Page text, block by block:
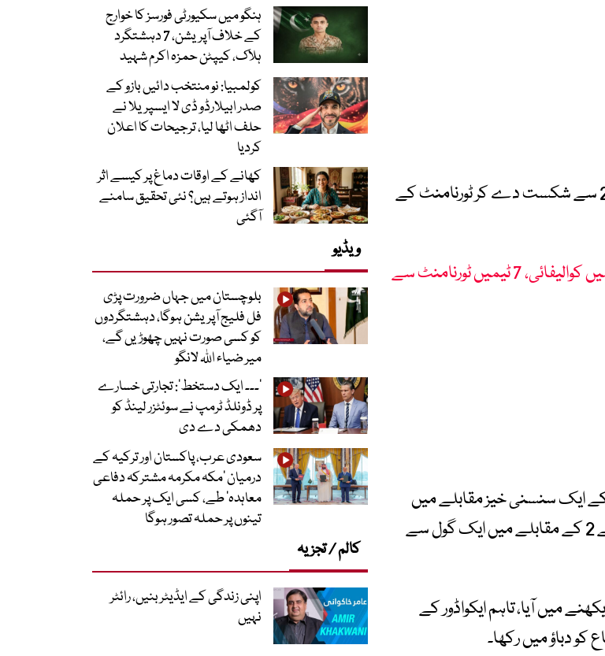
فیفا ورلڈ کپ 2026 کے اہم میچ میں ایکواڈور نے جرمنی کو 1-2 سے شکست دے کر ٹورنامنٹ کے
فیفا ورلڈ کپ 2026: راؤنڈ آف 32 کے لیے 13 ٹیمیں کوالیفائی، 7 ٹیمیں ٹورنامنٹ سے
کے ایک سنسنی خیز مقابلے میں
ایکواڈور نے جرمنی کے خلاف شاندار کھیل کا مظاہرہ کرتے ہوئے 2 کے مقابلے میں ایک گول سے
میں آیا، تاہم ایکواڈور کے
کو دباؤ میں رکھا۔
ہنگو میں سکیورٹی فورسز کا خوارج
کے خلاف آپریشن، 7 دہشتگرد
ہلاک، کیپٹن حمزہ اکرم شہید
کولمبیا: نو منتخب دائیں بازو کے
صدر ابیلارڈو ڈی لا ایسپریلا نے
حلف اٹھا لیا، ترجیحات کا اعلان
کردیا
کھانے کے اوقات دماغ پر کیسے اثر
انداز ہوتے ہیں؟ نئی تحقیق سامنے
آگئی
ویڈیو
بلوچستان میں جہاں ضرورت پڑی
فل فلیج آپریشن ہوگا، دہشتگردوں
کو کسی صورت نہیں چھوڑیں گے،
میر ضیاء اللہ لانگو
’۔۔۔ ایک دستخط‘: تجارتی خسارے
پر ڈونلڈ ٹرمپ نے سوئٹزر لینڈ کو
دھمکی دے دی
سعودی عرب، پاکستان اور ترکیہ کے
درمیان ’مکہ مکرمہ مشترکہ دفاعی
معاہدہ‘ طے، کسی ایک پر حملہ
تینوں پر حملہ تصور ہوگا
کالم / تجزیہ
اپنی زندگی کے ایڈیٹر بنیں، رائٹر
نہیں